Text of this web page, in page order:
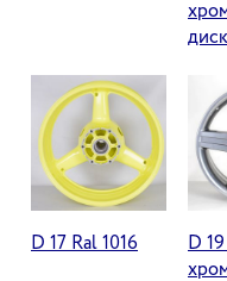
D 17 Ral 1016
D